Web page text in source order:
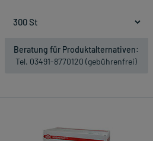
Beratung für Produktalternativen:
Tel. 03491-8770120 (gebührenfrei)